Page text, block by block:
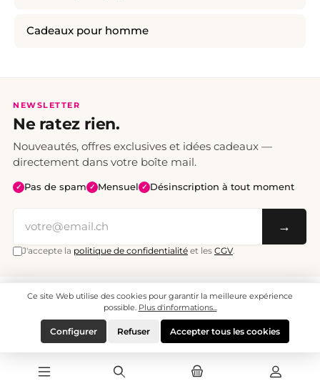
Cadeaux pour homme
NEWSLETTER
Ne ratez rien.
Nouveautés, offres exclusives et idées cadeaux —
directement dans votre boîte mail.
✓ Pas de spam ✓ Mensuel ✓ Désinscription à tout moment
→
J'accepte la politique de confidentialité et les CGV.
Tous les prix sont TTC. Frais de port CHF 6.95, livraison gratuite dès CHF 70.
© 2008 - 2026 - enjoymedia.ch - Tous droits réservés.
Ce site Web utilise des cookies pour garantir la meilleure expérience
possible. Plus d'informations...
Refuser
Configurer Accepter tous les cookies